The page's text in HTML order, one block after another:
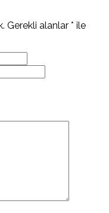
Gerekli alanlar * ile